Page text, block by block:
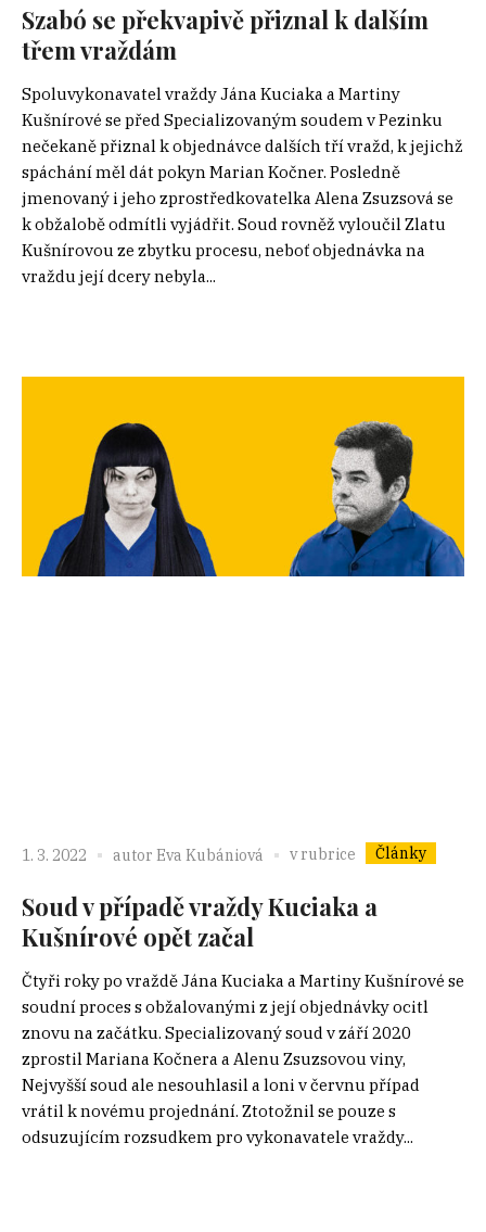
Szabó se překvapivě přiznal k dalším
třem vraždám
Spoluvykonavatel vraždy Jána Kuciaka a Martiny
Kušnírové se před Specializovaným soudem v Pezinku
nečekaně přiznal k objednávce dalších tří vražd, k jejichž
spáchání měl dát pokyn Marian Kočner. Posledně
jmenovaný i jeho zprostředkovatelka Alena Zsuzsová se
k obžalobě odmítli vyjádřit. Soud rovněž vyloučil Zlatu
Kušnírovou ze zbytku procesu, neboť objednávka na
vraždu její dcery nebyla...
1. 3. 2022 autor Eva Kubániová v rubrice Články
Soud v případě vraždy Kuciaka a
Kušnírové opět začal
Čtyři roky po vraždě Jána Kuciaka a Martiny Kušnírové se
soudní proces s obžalovanými z její objednávky ocitl
znovu na začátku. Specializovaný soud v září 2020
zprostil Mariana Kočnera a Alenu Zsuzsovou viny,
Nejvyšší soud ale nesouhlasil a loni v červnu případ
vrátil k novému projednání. Ztotožnil se pouze s
odsuzujícím rozsudkem pro vykonavatele vraždy...